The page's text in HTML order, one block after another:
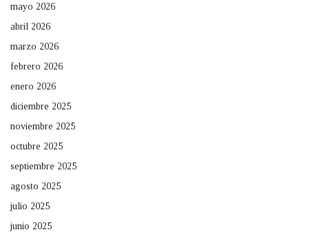
mayo 2026
abril 2026
marzo 2026
febrero 2026
enero 2026
diciembre 2025
noviembre 2025
octubre 2025
septiembre 2025
agosto 2025
julio 2025
junio 2025